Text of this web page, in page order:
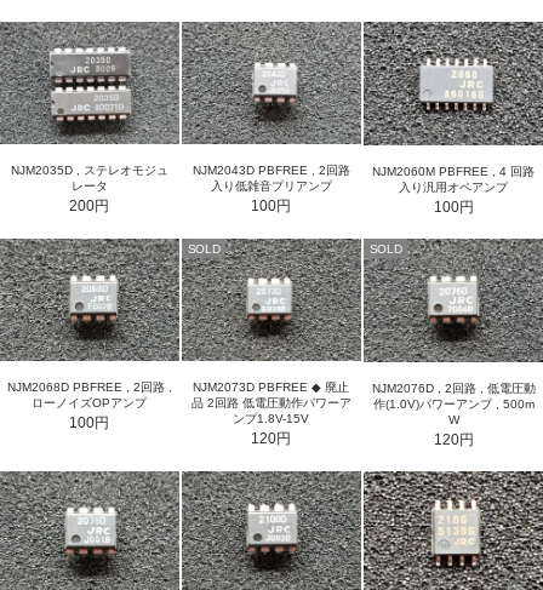
NJM2035D , ステレオモジュ
レータ
200円
NJM2043D PBFREE , 2回路
入り低雑音プリアンプ
100円
NJM2060M PBFREE , 4 回路
入り汎用オペアンプ
100円
NJM2068D PBFREE , 2回路 ,
ローノイズOPアンプ
100円
SOLD
NJM2073D PBFREE ◆ 廃止
品 2回路 低電圧動作パワーア
ンプ1.8V-15V
120円
SOLD
NJM2076D , 2回路 , 低電圧動
作(1.0V)パワーアンプ , 500m
W
120円